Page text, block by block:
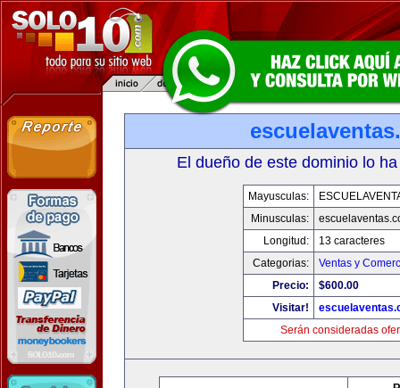
El dueño de este dominio lo
Mayusculas:
Minusculas:
Longitud:
13 caracteres
Categorias:
Ventas y
Precio:
$600.00
Visitar!
Serán consideradas